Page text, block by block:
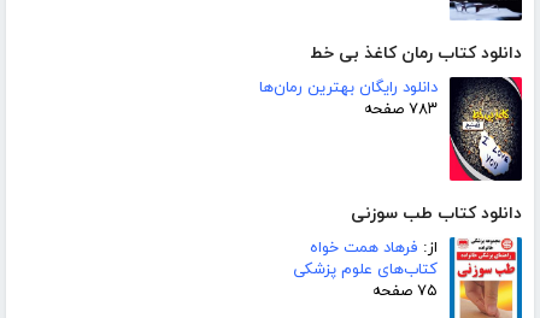
دانلود کتاب رمان کاغذ بی خط
دانلود رایگان بهترین رمان‌ها
۷۸۳ صفحه
دانلود کتاب طب سوزنی
از: فرهاد همت خواه
کتاب‌های علوم پزشکی
۷۵ صفحه